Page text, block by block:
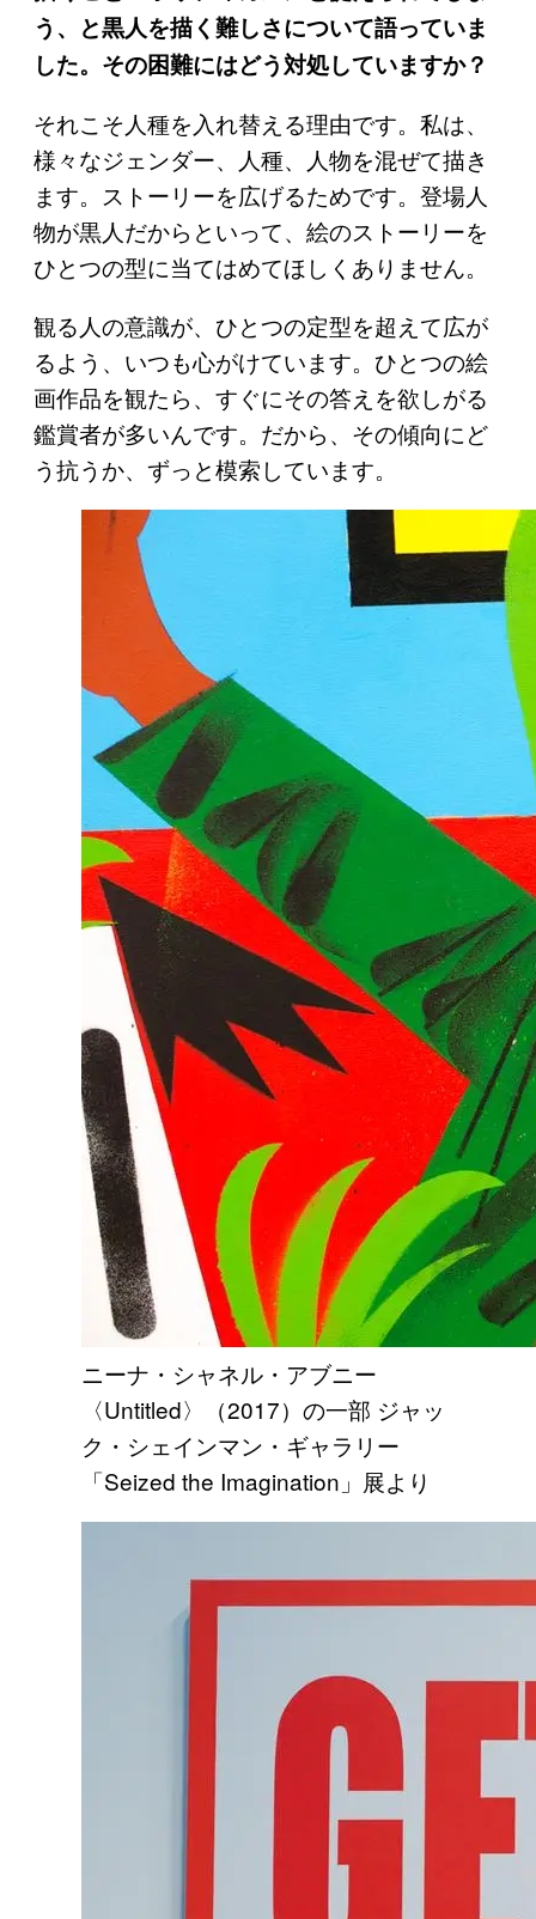
う、と黒人を描く難しさについて語っていま
した。その困難にはどう対処していますか？
それこそ人種を入れ替える理由です。私は、
様々なジェンダー、人種、人物を混ぜて描き
ます。ストーリーを広げるためです。登場人
物が黒人だからといって、絵のストーリーを
ひとつの型に当てはめてほしくありません。
観る人の意識が、ひとつの定型を超えて広が
るよう、いつも心がけています。ひとつの絵
画作品を観たら、すぐにその答えを欲しがる
鑑賞者が多いんです。だから、その傾向にど
う抗うか、ずっと模索しています。
ニーナ・シャネル・アブニー
〈Untitled〉（2017）の一部 ジャッ
ク・シェインマン・ギャラリー
「Seized the Imagination」展より